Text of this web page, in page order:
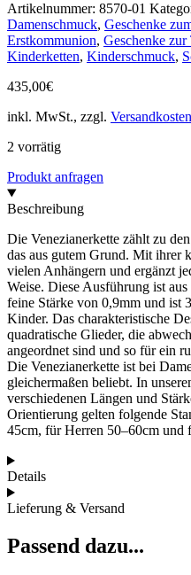
Artikelnummer: 8570-01
Damenschmuck, Geschenke
Erstkommunion, Geschenke zur
Kinderketten, Kinderschmuck,
435,00€
inkl. MwSt., zzgl. Versandkosten
2 vorrätig
Produkt anfragen
Beschreibung
Die Venezianerkette zählt zu
das aus gutem Grund. Mit ihrer
vielen Anhängern und ergänzt
Weise. Diese Ausführung ist
feine Stärke von 0,9mm und ist
Kinder. Das charakteristische
quadratische Glieder, die
angeordnet sind und so für ein
Die Venezianerkette ist bei
gleichermaßen beliebt. In
verschiedenen Längen und
Orientierung gelten folgende
45cm, für Herren 50–60cm und
Details
Lieferung & Versand
Passend dazu...